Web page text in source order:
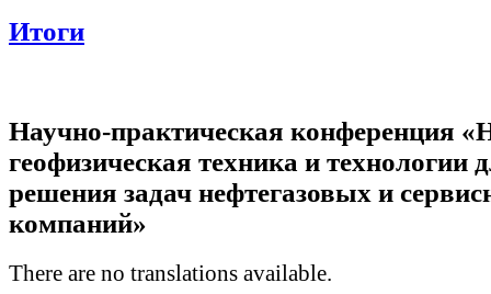
Итоги
Научно-практическая конференция
геофизическая техника и технологии
решения задач нефтегазовых и
компаний»
There are no translations available.